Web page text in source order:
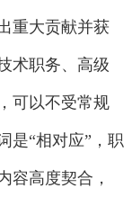
重大贡献并获
术职务、高级
可以不受常规
是“相对应”，职
容高度契合，